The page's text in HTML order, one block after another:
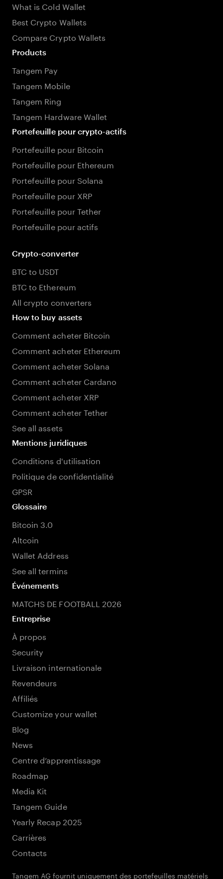
What is Cold Wallet
Best Crypto Wallets
Compare Crypto Wallets
Products
Tangem Pay
Tangem Mobile
Tangem Ring
Tangem Hardware Wallet
Portefeuille pour crypto-actifs
Portefeuille pour Bitcoin
Portefeuille pour Ethereum
Portefeuille pour Solana
Portefeuille pour XRP
Portefeuille pour Tether
Portefeuille pour actifs
Crypto-converter
BTC to USDT
BTC to Ethereum
All crypto converters
How to buy assets
Comment acheter Bitcoin
Comment acheter Ethereum
Comment acheter Solana
Comment acheter Cardano
Comment acheter XRP
Comment acheter Tether
See all assets
Mentions juridiques
Conditions d'utilisation
Politique de confidentialité
GPSR
Glossaire
Bitcoin 3.0
Altcoin
Wallet Address
See all termins
Événements
MATCHS DE FOOTBALL 2026
Entreprise
À propos
Security
Livraison internationale
Revendeurs
Affiliés
Customize your wallet
Blog
News
Centre d’apprentissage
Roadmap
Media Kit
Tangem Guide
Yearly Recap 2025
Carrières
Contacts
Tangem AG fournit uniquement des portefeuilles matériels